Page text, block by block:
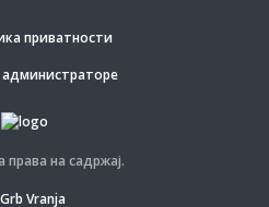
приватности
администраторе
на садржај.